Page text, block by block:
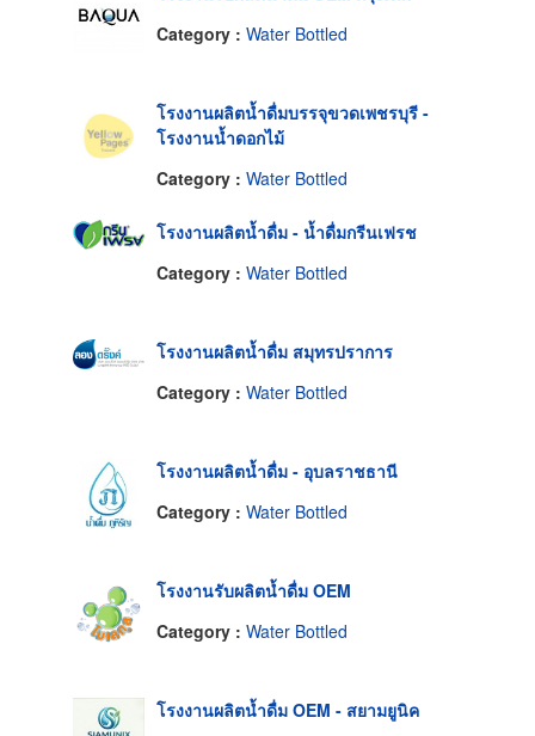
Category : Water Bottled
โรงงานผลิตน้ำดื่มบรรจุขวดเพชรบุรี -
โรงงานน้ำดอกไม้
Category : Water Bottled
โรงงานผลิตน้ำดื่ม - น้ำดื่มกรีนเฟรช
Category : Water Bottled
โรงงานผลิตน้ำดื่ม สมุทรปราการ
Category : Water Bottled
โรงงานผลิตน้ำดื่ม - อุบลราชธานี
Category : Water Bottled
โรงงานรับผลิตน้ำดื่ม OEM
Category : Water Bottled
โรงงานผลิตน้ำดื่ม OEM - สยามยูนิค